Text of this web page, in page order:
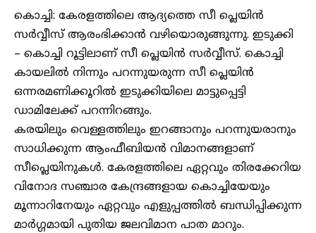
കൊച്ചി: കേരളത്തിലെ ആദ്യത്തെ സീ പ്ലെയിൻ
സർവ്വീസ് ആരംഭിക്കാൻ വഴിയൊരുങ്ങുന്നു. ഇടുക്കി
– കൊച്ചി റൂട്ടിലാണ് സീ പ്ലെയിൻ സർവ്വീസ്. കൊച്ചി
കായലിൽ നിന്നും പറന്നുയരുന്ന സീ പ്ലെയിൻ
ഒന്നരമണിക്കൂറിൽ ഇടുക്കിയിലെ മാട്ടുപ്പെട്ടി
ഡാമിലേക്ക് പറന്നിറങ്ങും.
കരയിലും വെള്ളത്തിലും ഇറങ്ങാനും പറന്നുയരാനും
സാധിക്കുന്ന ആംഫീബിയൻ വിമാനങ്ങളാണ്
സീപ്ലെയിനുകൾ. കേരളത്തിലെ ഏറ്റവും തിരക്കേറിയ
വിനോദ സഞ്ചാര കേന്ദ്രങ്ങളായ കൊച്ചിയേയും
മൂന്നാറിനേയും ഏറ്റവും എളുപ്പത്തിൽ ബന്ധിപ്പിക്കുന്ന
മാർഗ്ഗമായി പുതിയ ജലവിമാന പാത മാറും.